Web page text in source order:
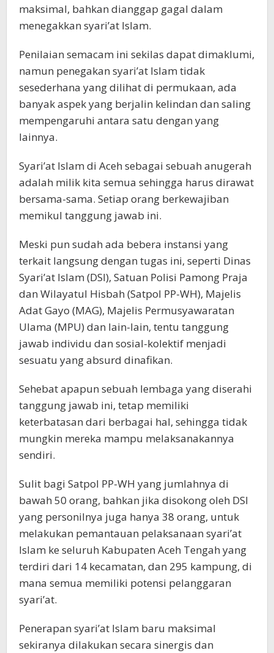
maksimal, bahkan dianggap gagal dalam
menegakkan syari’at Islam.
Penilaian semacam ini sekilas dapat dimaklumi,
namun penegakan syari’at Islam tidak
sesederhana yang dilihat di permukaan, ada
banyak aspek yang berjalin kelindan dan saling
mempengaruhi antara satu dengan yang
lainnya.
Syari’at Islam di Aceh sebagai sebuah anugerah
adalah milik kita semua sehingga harus dirawat
bersama-sama. Setiap orang berkewajiban
memikul tanggung jawab ini.
Meski pun sudah ada bebera instansi yang
terkait langsung dengan tugas ini, seperti Dinas
Syari’at Islam (DSI), Satuan Polisi Pamong Praja
dan Wilayatul Hisbah (Satpol PP-WH), Majelis
Adat Gayo (MAG), Majelis Permusyawaratan
Ulama (MPU) dan lain-lain, tentu tanggung
jawab individu dan sosial-kolektif menjadi
sesuatu yang absurd dinafikan.
Sehebat apapun sebuah lembaga yang diserahi
tanggung jawab ini, tetap memiliki
keterbatasan dari berbagai hal, sehingga tidak
mungkin mereka mampu melaksanakannya
sendiri.
Sulit bagi Satpol PP-WH yang jumlahnya di
bawah 50 orang, bahkan jika disokong oleh DSI
yang personilnya juga hanya 38 orang, untuk
melakukan pemantauan pelaksanaan syari’at
Islam ke seluruh Kabupaten Aceh Tengah yang
terdiri dari 14 kecamatan, dan 295 kampung, di
mana semua memiliki potensi pelanggaran
syari’at.
Penerapan syari’at Islam baru maksimal
sekiranya dilakukan secara sinergis dan